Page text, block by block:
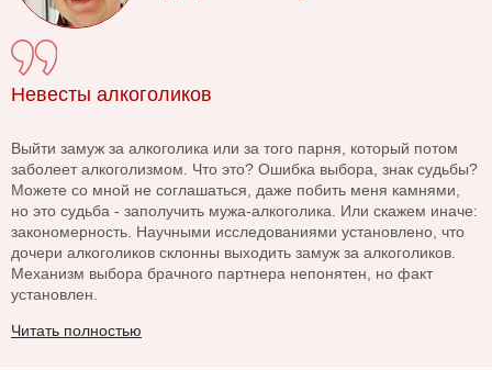
Невесты алкоголиков
Выйти замуж за алкоголика или за того парня, который потом
заболеет алкоголизмом. Что это? Ошибка выбора, знак судьбы?
Можете со мной не соглашаться, даже побить меня камнями,
но это судьба - заполучить мужа-алкоголика. Или скажем иначе:
закономерность. Научными исследованиями установлено, что
дочери алкоголиков склонны выходить замуж за алкоголиков.
Механизм выбора брачного партнера непонятен, но факт
установлен.
Читать полностью